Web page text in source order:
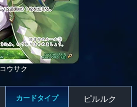
コウサク
カードタイプ ピルルク